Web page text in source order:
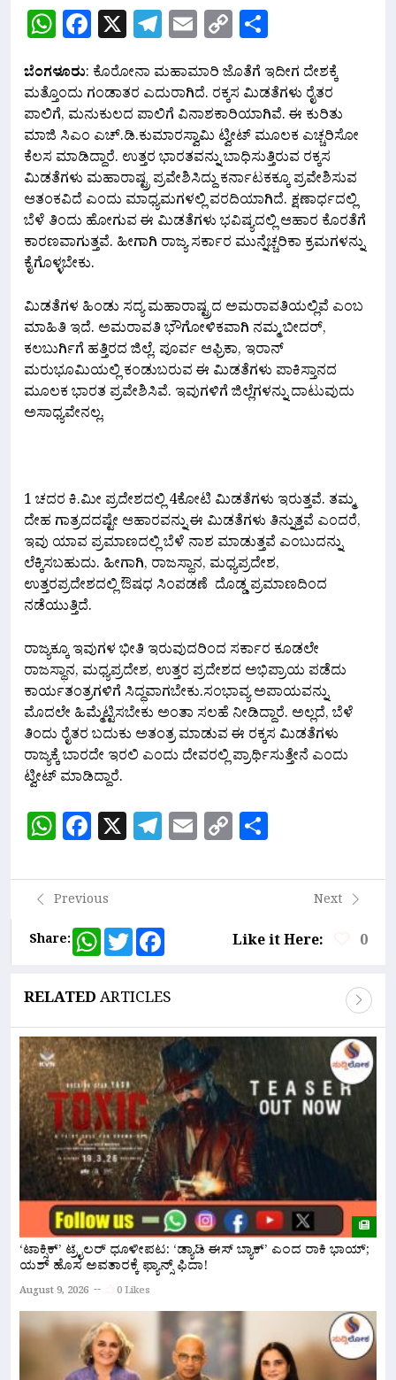
WhatsApp
Facebook
X Telegram
Email
Copy
Link
ಬೆಂಗಳೂರು: ಕೊರೋನಾ ಮಹಾಮಾರಿ‌ ಜೊತೆಗೆ ಇದೀಗ ದೇಶಕ್ಕೆ
ಮತ್ತೊಂದು ಗಂಡಾತರ ಎದುರಾಗಿದೆ. ರಕ್ಕಸ ಮಿಡತೆಗಳು ರೈತರ
ಪಾಲಿಗೆ, ಮನುಕುಲದ ಪಾಲಿಗೆ ವಿನಾಶಕಾರಿಯಾಗಿವೆ. ಈ ಕುರಿತು
ಮಾಜಿ ಸಿಎಂ ಎಚ್.ಡಿ.ಕುಮಾರಸ್ವಾಮಿ ಟ್ವೀಟ್ ಮೂಲಕ ಎಚ್ಚರಿಸೋ
ಕೆಲಸ ಮಾಡಿದ್ದಾರೆ. ಉತ್ತರ ಭಾರತವನ್ನು ಬಾಧಿಸುತ್ತಿರುವ ರಕ್ಕಸ
ಮಿಡತೆಗಳು ಮಹಾರಾಷ್ಟ್ರ ಪ್ರವೇಶಿಸಿದ್ದು ಕರ್ನಾಟಕಕ್ಕೂ ಪ್ರವೇಶಿಸುವ
ಆತಂಕವಿದೆ ಎಂದು ಮಾಧ್ಯಮಗಳಲ್ಲಿ ವರದಿಯಾಗಿದೆ. ಕ್ಷಣಾರ್ಧದಲ್ಲಿ
ಬೆಳೆ ತಿಂದು ಹೋಗುವ ಈ ಮಿಡತೆಗಳು ಭವಿಷ್ಯದಲ್ಲಿ ಆಹಾರ ಕೊರತೆಗೆ
ಕಾರಣವಾಗುತ್ತವೆ. ಹೀಗಾಗಿ ರಾಜ್ಯ ಸರ್ಕಾರ ಮುನ್ನೆಚ್ಚರಿಕಾ ಕ್ರಮಗಳನ್ನು
ಕೈಗೊಳ್ಳಬೇಕು.
ಮಿಡತೆಗಳ ಹಿಂಡು ಸದ್ಯ ಮಹಾರಾಷ್ಟ್ರದ ಅಮರಾವತಿಯಲ್ಲಿವೆ ಎಂಬ
ಮಾಹಿತಿ ಇದೆ. ಅಮರಾವತಿ ಭೌಗೋಳಿಕವಾಗಿ ನಮ್ಮ ಬೀದರ್,
ಕಲಬುರ್ಗಿಗೆ ಹತ್ತಿರದ ಜಿಲ್ಲೆ. ಪೂರ್ವ ಆಫ್ರಿಕಾ, ಇರಾನ್
ಮರುಭೂಮಿಯಲ್ಲಿ ಕಂಡುಬರುವ ಈ ಮಿಡತೆಗಳು ಪಾಕಿಸ್ತಾನದ
ಮೂಲಕ ಭಾರತ ಪ್ರವೇಶಿಸಿವೆ. ಇವುಗಳಿಗೆ ಜಿಲ್ಲೆಗಳನ್ನು ದಾಟುವುದು
ಅಸಾಧ್ಯವೇನಲ್ಲ.
1 ಚದರ ಕಿ.ಮೀ ಪ್ರದೇಶದಲ್ಲಿ 4ಕೋಟಿ ಮಿಡತೆಗಳು ಇರುತ್ತವೆ. ತಮ್ಮ
ದೇಹ ಗಾತ್ರದದಷ್ಟೇ ಆಹಾರವನ್ನು ಈ ಮಿಡತೆಗಳು ತಿನ್ನುತ್ತವೆ ಎಂದರೆ,
ಇವು ಯಾವ ಪ್ರಮಾಣದಲ್ಲಿ ಬೆಳೆ ನಾಶ ಮಾಡುತ್ತವೆ ಎಂಬುದನ್ನು
ಲೆಕ್ಕಿಸಬಹುದು. ಹೀಗಾಗಿ, ರಾಜಸ್ಥಾನ, ಮಧ್ಯಪ್ರದೇಶ,
ಉತ್ತರಪ್ರದೇಶದಲ್ಲಿ ಔಷಧ ಸಿಂಪಡಣೆ ದೊಡ್ಡ ಪ್ರಮಾಣದಿಂದ
ನಡೆಯುತ್ತಿದೆ.
ರಾಜ್ಯಕ್ಕೂ ಇವುಗಳ ಭೀತಿ ಇರುವುದರಿಂದ ಸರ್ಕಾರ ಕೂಡಲೇ
ರಾಜಸ್ಥಾನ, ಮಧ್ಯಪ್ರದೇಶ, ಉತ್ತರ ಪ್ರದೇಶದ ಅಭಿಪ್ರಾಯ ಪಡೆದು
ಕಾರ್ಯತಂತ್ರಗಳಿಗೆ ಸಿದ್ಧವಾಗಬೇಕು.ಸಂಭಾವ್ಯ ಅಪಾಯವನ್ನು
ಮೊದಲೇ ಹಿಮ್ಮೆಟ್ಟಿಸಬೇಕು ಅಂತಾ ಸಲಹೆ ನೀಡಿದ್ದಾರೆ. ಅಲ್ಲದೆ, ಬೆಳೆ
ತಿಂದು ರೈತರ ಬದುಕು ಅತಂತ್ರ ಮಾಡುವ ಈ ರಕ್ಕಸ ಮಿಡತೆಗಳು
ರಾಜ್ಯಕ್ಕೆ ಬಾರದೇ ಇರಲಿ ಎಂದು ದೇವರಲ್ಲಿ ಪ್ರಾರ್ಥಿಸುತ್ತೇನೆ ಎಂದು
ಟ್ವೀಟ್ ಮಾಡಿದ್ದಾರೆ.
WhatsApp
Facebook
X Telegram
Email
Copy
Link
Previous
Next
Share:
WhatsApp
Twitter Like it Here: 0
RELATEDARTICLES
‘ಟಾಕ್ಸಿಕ್’ ಟ್ರೈಲರ್ ಧೂಳೀಪಟ: ‘ಡ್ಯಾಡಿ ಈಸ್ ಬ್ಯಾಕ್’ ಎಂದ ರಾಕಿ ಭಾಯ್;
ಯಶ್ ಹೊಸ ಅವತಾರಕ್ಕೆ ಫ್ಯಾನ್ಸ್ ಫಿದಾ!
August 9, 2026 0 Likes